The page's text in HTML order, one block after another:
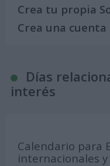
Crea tu propia
Crea una
Días
interés
Calendario para
internacionales